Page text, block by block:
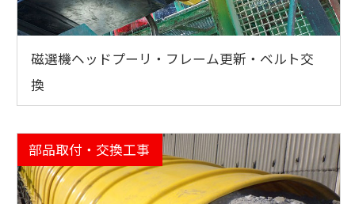
磁選機ヘッドプーリ・フレーム更新・ベルト交
換
部品取付・交換工事